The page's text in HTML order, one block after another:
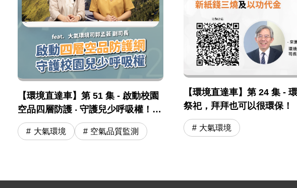
【環境直達車】第 51 集 - 啟動校園
空品四層防護 ‧ 守護兒少呼吸權！
feat. 大氣司 郭孟芸副司長
大氣環境 空氣品質監測
【環境直達車】第 24 集 -
祭祀，拜拜也可以很環保！
三燒」及「以功代金」
大氣環境